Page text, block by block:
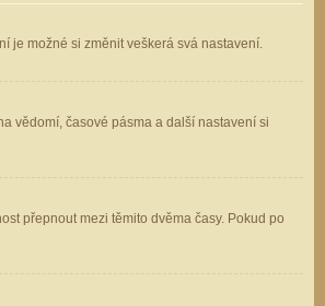
je možné si změnit veškerá svá nastavení.
vědomí, časové pásma a další nastavení si
přepnout mezi těmito dvěma časy. Pokud po